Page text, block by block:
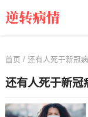
首页 / 还有人死于新冠
还有人死于新冠